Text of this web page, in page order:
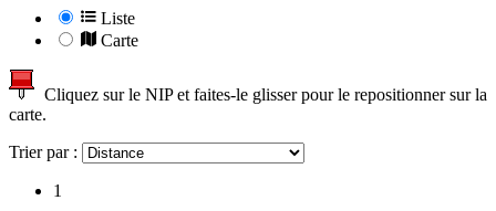
Liste
Carte
Cliquez sur le NIP et faites-le glisser pour le repositionner sur la
carte.
Trier par :
1